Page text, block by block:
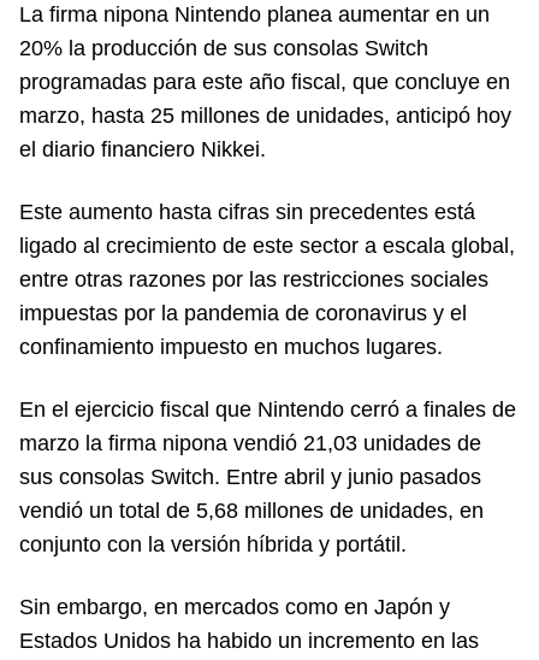
La firma nipona Nintendo planea aumentar en un
20% la producción de sus consolas Switch
programadas para este año fiscal, que concluye en
marzo, hasta 25 millones de unidades, anticipó hoy
el diario financiero Nikkei.
Este aumento hasta cifras sin precedentes está
ligado al crecimiento de este sector a escala global,
entre otras razones por las restricciones sociales
impuestas por la pandemia de coronavirus y el
confinamiento impuesto en muchos lugares.
En el ejercicio fiscal que Nintendo cerró a finales de
marzo la firma nipona vendió 21,03 unidades de
sus consolas Switch. Entre abril y junio pasados
vendió un total de 5,68 millones de unidades, en
conjunto con la versión híbrida y portátil.
Sin embargo, en mercados como en Japón y
Estados Unidos ha habido un incremento en las